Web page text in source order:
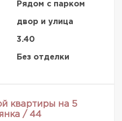
Рядом с парком
двор и улица
3.40
Без отделки
квартиры на 5
/ 44